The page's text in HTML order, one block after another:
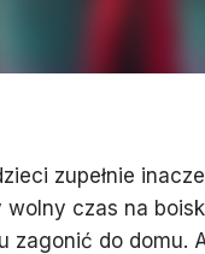
zupełnie
wolny czas na
zagonić do domu.